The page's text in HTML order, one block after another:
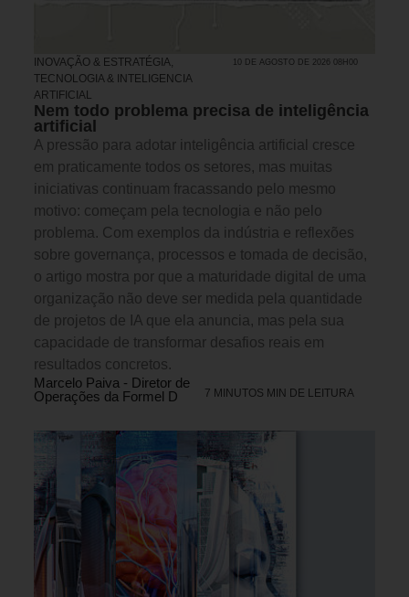
INOVAÇÃO & ESTRATÉGIA,
TECNOLOGIA & INTELIGENCIA
ARTIFICIAL
10 DE AGOSTO DE 2026 08H00
Nem todo problema precisa de inteligência
artificial
A pressão para adotar inteligência artificial cresce
em praticamente todos os setores, mas muitas
iniciativas continuam fracassando pelo mesmo
motivo: começam pela tecnologia e não pelo
problema. Com exemplos da indústria e reflexões
sobre governança, processos e tomada de decisão,
o artigo mostra por que a maturidade digital de uma
organização não deve ser medida pela quantidade
de projetos de IA que ela anuncia, mas pela sua
capacidade de transformar desafios reais em
resultados concretos.
Marcelo Paiva - Diretor de
Operações da Formel D
7 MINUTOS MIN DE LEITURA